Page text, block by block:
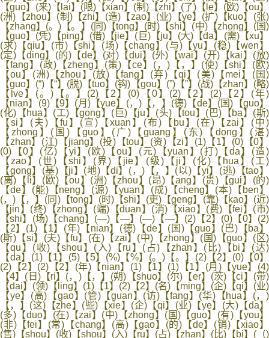
【guo】(来)【lai】(限)【xian】(制)【zhi】(了)【le】(欧)【ou】
(洲)【zhou】(制)【zhi】(造)【zao】(业)【ye】(扩)【kuo】(张)
【zhang】(。)【。】(同)【tong】(时)【shi】(中)【zhong】(国)
【guo】(凭)【ping】(借)【jie】(巨)【ju】(大)【da】(需)【xu】
(求)【qiu】(市)【shi】(场)【chang】(与)【yu】(稳)【wen】
(定)【ding】(的)【de】(对)【dui】(外)【wai】(开)【kai】(放)
【fang】(政)【zheng】(策)【ce】(，)【，】(使)【shi】(欧)
【ou】(洲)【zhou】(放)【fang】(弃)【qi】(美)【mei】(国)
【guo】(“)【“】(脱)【tuo】(钩)【gou】(”)【”】(战)【zhan】(略)
【lve】(。)【。】(2)【2】(0)【0】(2)【2】(2)【2】(年)
【nian】(9)【9】(月)【yue】(，)【，】(德)【de】(国)【guo】
(化)【hua】(工)【gong】(巨)【ju】(头)【tou】(巴)【ba】(斯)
【si】(夫)【fu】(宣)【xuan】(布)【bu】(在)【zai】(中)
【zhong】(国)【guo】(广)【guang】(东)【dong】(湛)
【zhan】(江)【jiang】(投)【tou】(资)【zi】(1)【1】(0)【0】
(0)【0】(亿)【yi】(欧)【ou】(元)【yuan】(打)【da】(造)
【zao】(世)【shi】(界)【jie】(级)【ji】(化)【hua】(工)
【gong】(基)【ji】(地)【di】(，)【，】(以)【yi】(逃)【tao】
(离)【li】(欧)【ou】(洲)【zhou】(昂)【ang】(贵)【gui】(的)
【de】(能)【neng】(源)【yuan】(成)【cheng】(本)【ben】
(，)【，】(同)【tong】(时)【shi】(更)【geng】(靠)【kao】(近)
【jin】(终)【zhong】(端)【duan】(消)【xiao】(费)【fei】(市)
【shi】(场)【chang】(—)【—】(—)【—】(2)【2】(0)【0】(2)
【2】(1)【1】(年)【nian】(德)【de】(国)【guo】(巴)【ba】
(斯)【si】(夫)【fu】(在)【zai】(中)【zhong】(国)【guo】(区)
【qu】(收)【shou】(入)【ru】(占)【zhan】(比)【bi】(达)
【da】(1)【1】(5)【5】(%)【%】(。)【。】(2)【2】(0)【0】
(2)【2】(2)【2】(年)【nian】(1)【1】(1)【1】(月)【yue】(4)
【4】(日)【ri】(，)【，】(朔)【shuo】(尔)【er】(茨)【ci】(带)
【dai】(领)【ling】(1)【1】(2)【2】(名)【ming】(企)【qi】(业)
【ye】(高)【gao】(管)【guan】(访)【fang】(华)【hua】(，)
【，】(这)【zhe】(些)【xie】(企)【qi】(业)【ye】(大)【da】
(多)【duo】(在)【zai】(中)【zhong】(国)【guo】(有)【you】
(非)【fei】(常)【chang】(高)【gao】(的)【de】(销)【xiao】
(售)【shou】(收)【shou】(入)【ru】(占)【zhan】(比)【bi】(（)